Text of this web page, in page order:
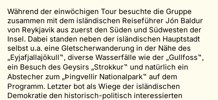
Während der einwöchigen Tour besuchte die Gruppe
zusammen mit dem isländischen Reiseführer Jón Baldur
von Reykjavik aus zuerst den Süden und Südwesten der
Insel. Dabei standen neben der isländischen Hauptstadt
selbst u.a. eine Gletscherwanderung in der Nähe des
„Eyjafjallajökull‟, diverse Wasserfälle wie der „Gullfoss‟,
ein Besuch des Geysirs „Strokkur‟ und natürlich ein
Abstecher zum „Þingvellir Nationalpark‟ auf dem
Programm. Letzter bot als Wiege der isländischen
Demokratie den historisch-politisch interessierten